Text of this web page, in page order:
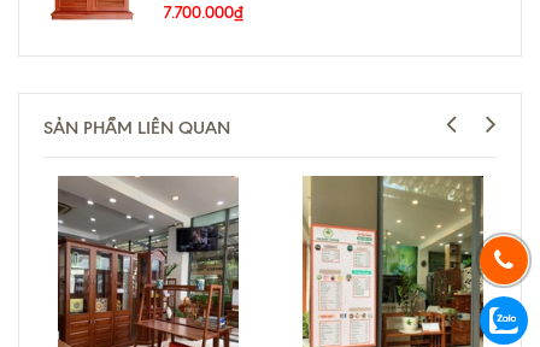
7.700.000₫
SẢN PHẨM LIÊN QUAN